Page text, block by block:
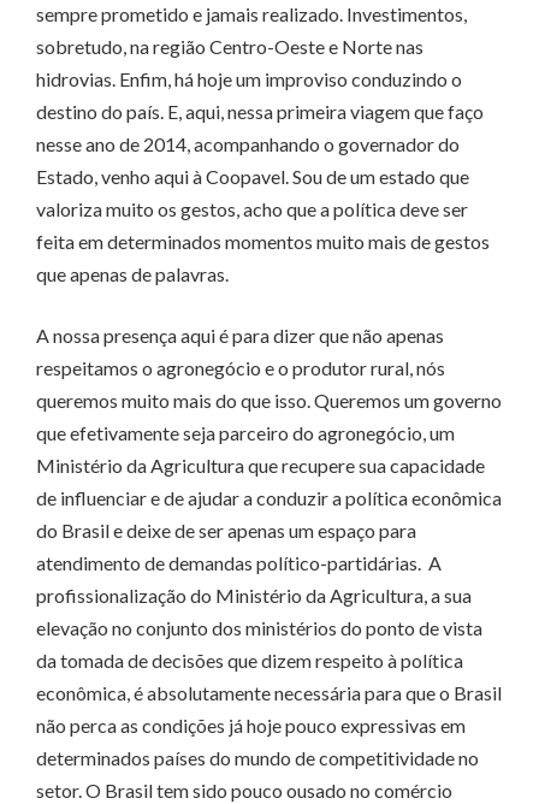
sempre prometido e jamais realizado. Investimentos,
sobretudo, na região Centro-Oeste e Norte nas
hidrovias. Enfim, há hoje um improviso conduzindo o
destino do país. E, aqui, nessa primeira viagem que faço
nesse ano de 2014, acompanhando o governador do
Estado, venho aqui à Coopavel. Sou de um estado que
valoriza muito os gestos, acho que a política deve ser
feita em determinados momentos muito mais de gestos
que apenas de palavras.
A nossa presença aqui é para dizer que não apenas
respeitamos o agronegócio e o produtor rural, nós
queremos muito mais do que isso. Queremos um governo
que efetivamente seja parceiro do agronegócio, um
Ministério da Agricultura que recupere sua capacidade
de influenciar e de ajudar a conduzir a política econômica
do Brasil e deixe de ser apenas um espaço para
atendimento de demandas político-partidárias. A
profissionalização do Ministério da Agricultura, a sua
elevação no conjunto dos ministérios do ponto de vista
da tomada de decisões que dizem respeito à política
econômica, é absolutamente necessária para que o Brasil
não perca as condições já hoje pouco expressivas em
determinados países do mundo de competitividade no
setor. O Brasil tem sido pouco ousado no comércio